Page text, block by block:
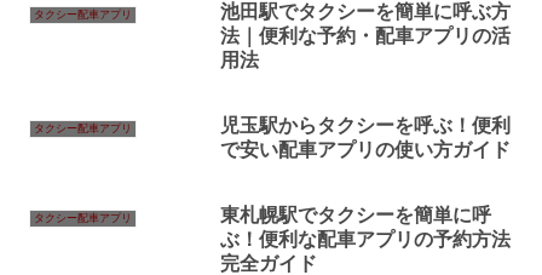
タクシー配車アプリ
池田駅でタクシーを簡単に呼ぶ方
法｜便利な予約・配車アプリの活
用法
タクシー配車アプリ
児玉駅からタクシーを呼ぶ！便利
で安い配車アプリの使い方ガイド
タクシー配車アプリ
東札幌駅でタクシーを簡単に呼
ぶ！便利な配車アプリの予約方法
完全ガイド